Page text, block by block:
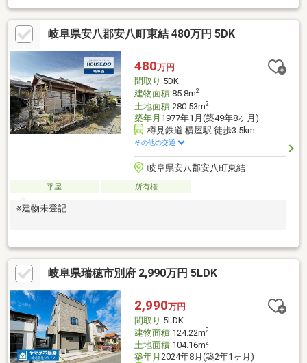
南側にお庭スペースあり♪敷地約70坪あります♪牛牧小学校まで徒
歩7分！お子様を安心して通わせる距離です♪食器洗浄乾燥機のつ
いた使い勝手の良いシステムキッチン♪勝手口もあります♪6帖の
続き間の和室＋縁側！2階に洋室3部屋！トイレもあります♪お家
探しの第一歩！まずはご見学から始めてみませんか♪住宅ローン
月々のご返済4万円台！家賃と比較してみてください♪住宅ローン
のご相談はハウスアイビー！
岐阜県安八郡安八町東結 480万円 5DK
480万円
間取り 5DK
建物面積85.8m2
土地面積280.53m2
築年月 1977年1月(築49年8ヶ月)
樽見鉄道 横屋駅 徒歩3.5km
その他の交通
岐阜県安八郡安八町東結
平屋 所有権
※建物未登記
岐阜県瑞穂市別府 2,990万円 5LDK
2,990万円
間取り 5LDK
建物面積124.22m2
土地面積104.16m2
築年月 2024年8月(築2年1ヶ月)